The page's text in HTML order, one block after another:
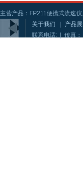
主营产品：FP211便携式流速
关于我们
产品
联系电话: | 传真：